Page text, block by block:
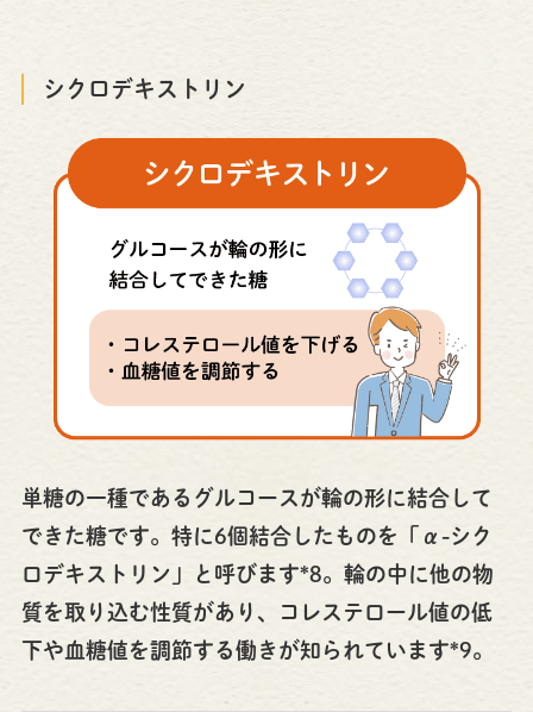
シクロデキストリン
単糖の一種であるグルコースが輪の形に結合して
できた糖です。特に6個結合したものを「α-シク
ロデキストリン」と呼びます*8。輪の中に他の物
質を取り込む性質があり、コレステロール値の低
下や血糖値を調節する働きが知られています*9。